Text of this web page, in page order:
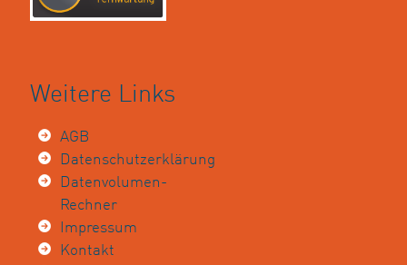
Weitere Links
AGB
Datenschutzerklärung
Datenvolumen-
Rechner
Impressum
Kontakt